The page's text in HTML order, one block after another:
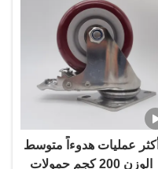
أكثر عمليات هدوءاً متوسط
الوزن 200 كجم حمولات